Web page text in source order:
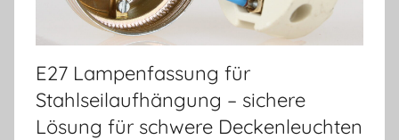
E27 Lampenfassung für
Stahlseilaufhängung – sichere
Lösung für schwere Deckenleuchten